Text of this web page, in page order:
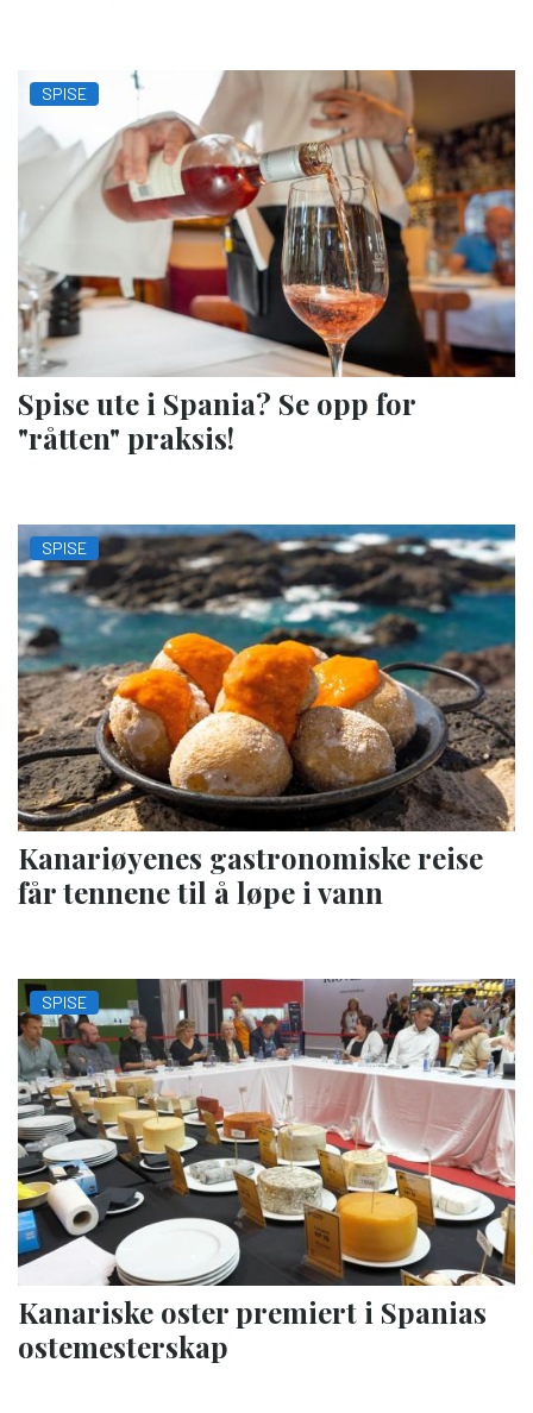
SPISE
Spise ute i Spania? Se opp for
"råtten" praksis!
SPISE
Kanariøyenes gastronomiske reise
får tennene til å løpe i vann
SPISE
Kanariske oster premiert i Spanias
ostemesterskap